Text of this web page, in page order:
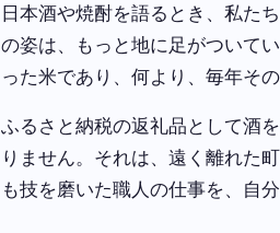
日本酒や焼酎を語るとき、私た
の姿は、もっと地に足がついて
った米であり、何より、毎年そ
ふるさと納税の返礼品として酒
りません。それは、遠く離れた
も技を磨いた職人の仕事を、自